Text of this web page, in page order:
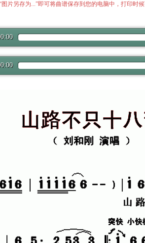
片另存为...”即可将曲谱保存到您的电脑中，打印时